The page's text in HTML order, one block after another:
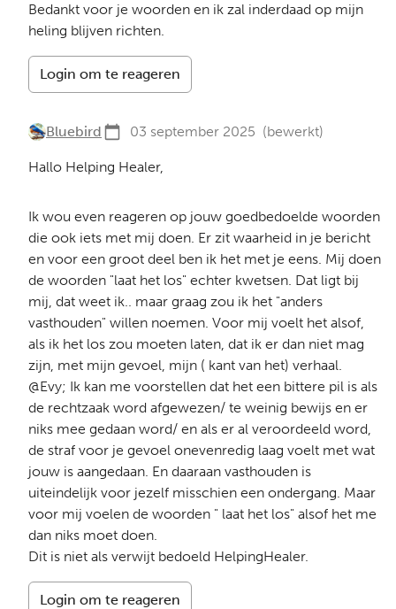
Bedankt voor je woorden en ik zal inderdaad op mijn
heling blijven richten.
Login om te reageren
Bluebird 03 september 2025 (bewerkt)
Hallo Helping Healer,
Ik wou even reageren op jouw goedbedoelde woorden
die ook iets met mij doen. Er zit waarheid in je bericht
en voor een groot deel ben ik het met je eens. Mij doen
de woorden "laat het los" echter kwetsen. Dat ligt bij
mij, dat weet ik.. maar graag zou ik het "anders
vasthouden" willen noemen. Voor mij voelt het alsof,
als ik het los zou moeten laten, dat ik er dan niet mag
zijn, met mijn gevoel, mijn ( kant van het) verhaal.
@Evy; Ik kan me voorstellen dat het een bittere pil is als
de rechtzaak word afgewezen/ te weinig bewijs en er
niks mee gedaan word/ en als er al veroordeeld word,
de straf voor je gevoel onevenredig laag voelt met wat
jouw is aangedaan. En daaraan vasthouden is
uiteindelijk voor jezelf misschien een ondergang. Maar
voor mij voelen de woorden " laat het los" alsof het me
dan niks moet doen.
Dit is niet als verwijt bedoeld HelpingHealer.
Login om te reageren